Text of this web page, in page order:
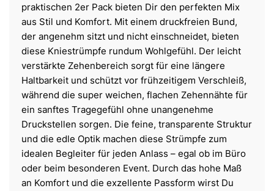
praktischen 2er Pack bieten Dir den perfekten Mix
aus Stil und Komfort. Mit einem druckfreien Bund,
der angenehm sitzt und nicht einschneidet, bieten
diese Kniestrümpfe rundum Wohlgefühl. Der leicht
verstärkte Zehenbereich sorgt für eine längere
Haltbarkeit und schützt vor frühzeitigem Verschleiß,
während die super weichen, flachen Zehennähte für
ein sanftes Tragegefühl ohne unangenehme
Druckstellen sorgen. Die feine, transparente Struktur
und die edle Optik machen diese Strümpfe zum
idealen Begleiter für jeden Anlass – egal ob im Büro
oder beim besonderen Event. Durch das hohe Maß
an Komfort und die exzellente Passform wirst Du